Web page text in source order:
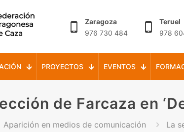
Zaragoza
976 730 484
Teruel
978
PROYECTOS EVENTOS
de Farcaza en
Aparición en medios de comunicación La